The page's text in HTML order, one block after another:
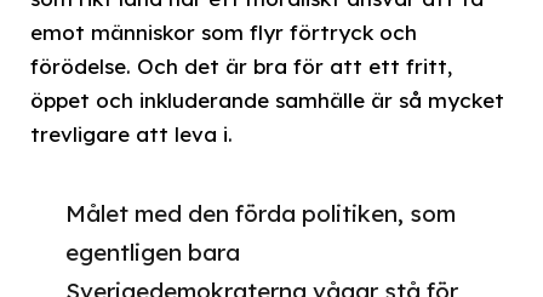
emot människor som flyr förtryck och
förödelse. Och det är bra för att ett fritt,
öppet och inkluderande samhälle är så mycket
trevligare att leva i.
Målet med den förda politiken, som
egentligen bara